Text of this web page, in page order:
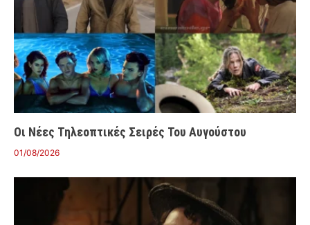
Οι Νέες Τηλεοπτικές Σειρές Του Αυγούστου
01/08/2026